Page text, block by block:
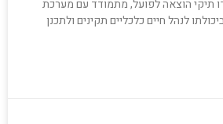
תיקי הוצאה לפועל, מתמודד עם מערכת
לנהל חיים כלכליים תקינים ולתכנן